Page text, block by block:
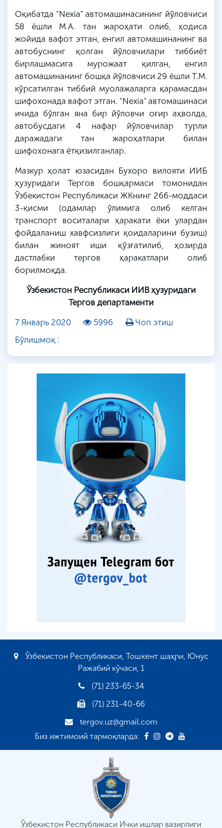
Оқибатда “Nexia” автомашинасининг йўловчиси
58 ёшли М.А. тан жароҳати олиб, ҳодиса
жойида вафот этган, енгил автомашинанинг ва
автобуснинг қолган йўловчилари тиббиёт
бирлашмасига мурожаат қилган, енгил
автомашинанинг бошқа йўловчиси 29 ёшли Т.М.
кўрсатилган тиббий муолажаларга қарамасдан
шифохонада вафот этган. “Nexia” автомашинаси
ичида бўлган яна бир йўловчи оғир аҳволда,
автобусдаги 4 нафар йўловчилар турли
даражадаги тан жароҳатлари билан
шифохонага ётқизилганлар.
Мазкур ҳолат юзасидан Бухоро вилояти ИИБ
ҳузуридаги Тергов бошқармаси томонидан
Ўзбекистон Республикаси ЖКнинг 266-моддаси
3-қисми (одамлар ўлимига олиб келган
транспорт воситалари ҳаракати ёки улардан
фойдаланиш хавфсизлиги қоидаларини бузиш)
билан жиноят иши қўзғатилиб, ҳозирда
дастлабки тергов ҳаракатлари олиб
борилмоқда.
Ўзбекистон Республикаси ИИВ ҳузуридаги
Тергов департаменти
7 Январь 2020
5996
Чоп этиш
Бўлишмоқ :
Ўзбекистон Республикаси, Тошкент шаҳри, Юнус
Ражабий кўчаси, 1
(71) 233-65-34
(71) 231-40-66
tergov.uz@gmail.com
Биз ижтимоий тармоқларда:
Ўзбекистон Республикаси Ички ишлар вазирлиги